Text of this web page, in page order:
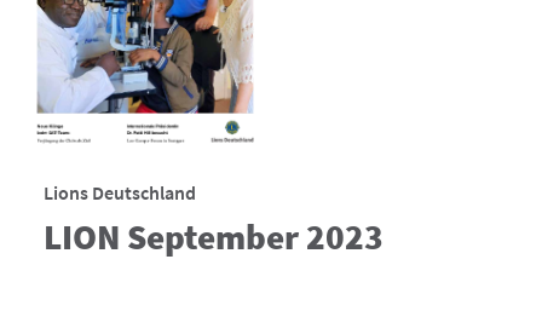
Lions Deutschland
LION September 2023